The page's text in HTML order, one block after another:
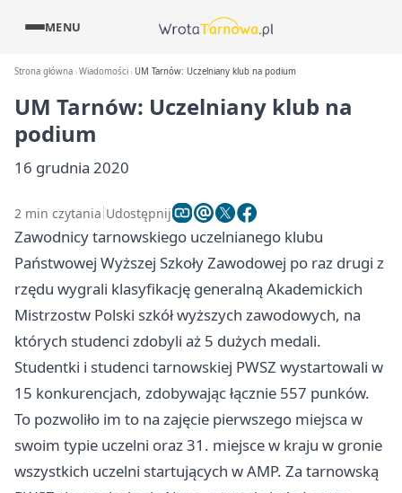
MENU
Strona główna Wiadomości UM Tarnów: Uczelniany klub na podium
UM Tarnów: Uczelniany klub na
podium
16 grudnia 2020
2 min czytania Udostępnij
Zawodnicy tarnowskiego uczelnianego klubu
Państwowej Wyższej Szkoły Zawodowej po raz drugi z
rzędu wygrali klasyfikację generalną Akademickich
Mistrzostw Polski szkół wyższych zawodowych, na
których studenci zdobyli aż 5 dużych medali.
Studentki i studenci tarnowskiej PWSZ wystartowali w
15 konkurencjach, zdobywając łącznie 557 punków.
To pozwoliło im to na zajęcie pierwszego miejsca w
swoim typie uczelni oraz 31. miejsce w kraju w gronie
wszystkich uczelni startujących w AMP. Za tarnowską